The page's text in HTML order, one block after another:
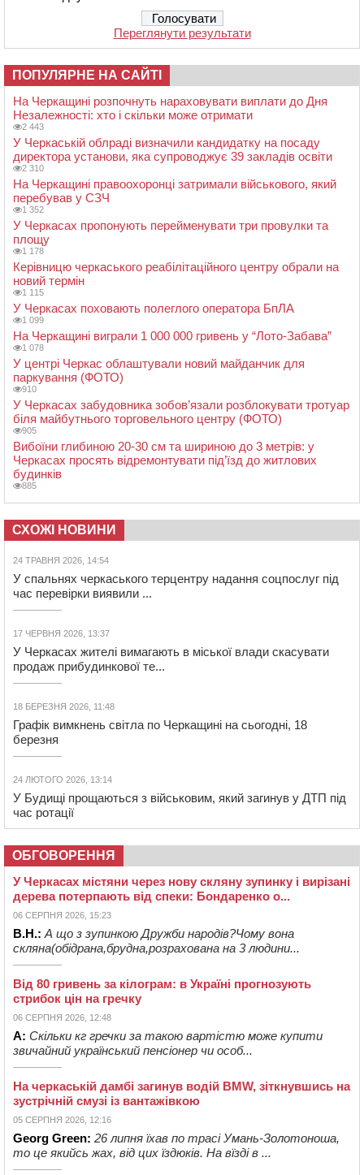
Переглянути результати
ПОПУЛЯРНЕ НА САЙТІ
На Черкащині розпочнуть нараховувати виплати до Дня
Незалежності: хто і скільки може отримати
2 443
У Черкаській облраді визначили кандидатку на посаду
директора установи, яка супроводжує 39 закладів освіти
2 310
На Черкащині правоохоронці затримали військового, який
перебував у СЗЧ
1 352
У Черкасах пропонують перейменувати три провулки та
площу
1 178
Керівницю черкаського реабілітаційного центру обрали на
новий термін
1 115
У Черкасах поховають полеглого оператора БпЛА
1 099
На Черкащині виграли 1 000 000 гривень у “Лото-Забава”
1 078
У центрі Черкас облаштували новий майданчик для
паркування (ФОТО)
910
У Черкасах забудовника зобов’язали розблокувати тротуар
біля майбутнього торговельного центру (ФОТО)
905
Вибоїни глибиною 20-30 см та шириною до 3 метрів: у
Черкасах просять відремонтувати під’їзд до житлових
будинків
885
СХОЖІ НОВИНИ
24 ТРАВНЯ 2026, 14:54
У спальнях черкаського терцентру надання соцпослуг під
час перевірки виявили ...
17 ЧЕРВНЯ 2026, 13:37
У Черкасах жителі вимагають в міської влади скасувати
продаж прибудинкової те...
18 БЕРЕЗНЯ 2026, 11:48
Графік вимкнень світла по Черкащині на сьогодні, 18
березня
24 ЛЮТОГО 2026, 13:14
У Будищі прощаються з військовим, який загинув у ДТП під
час ротації
ОБГОВОРЕННЯ
У Черкасах містяни через нову скляну зупинку і вирізані
дерева потерпають від спеки: Бондаренко о...
06 СЕРПНЯ 2026, 15:23
В.Н.: А що з зупинкою Дружби народів?Чому вона
скляна(обідрана,брудна,розрахована на 3 людини...
Від 80 гривень за кілограм: в Україні прогнозують
стрибок цін на гречку
06 СЕРПНЯ 2026, 12:48
А: Скільки кг гречки за такою вартістю може купити
звичайний український пенсіонер чи особ...
На черкаській дамбі загинув водій BMW, зіткнувшись на
зустрічній смузі із вантажівкою
05 СЕРПНЯ 2026, 12:16
Georg Green: 26 липня їхав по трасі Умань-Золотоноша,
то це якийсь жах, від цих їздюків. На вїзді в ...